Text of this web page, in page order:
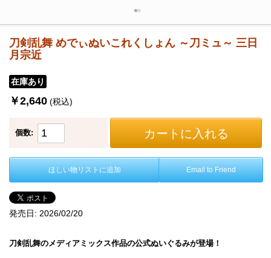
刀剣乱舞 めでぃぬいこれくしょん ～刀ミュ～ 三日
月宗近
在庫あり
￥2,640 (税込)
個数: カートに入れる
ほしい物リストに追加 Email to Friend
発売日: 2026/02/20
刀剣乱舞のメディアミックス作品の公式ぬいぐるみが登場！